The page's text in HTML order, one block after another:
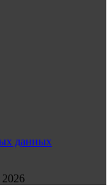
данных